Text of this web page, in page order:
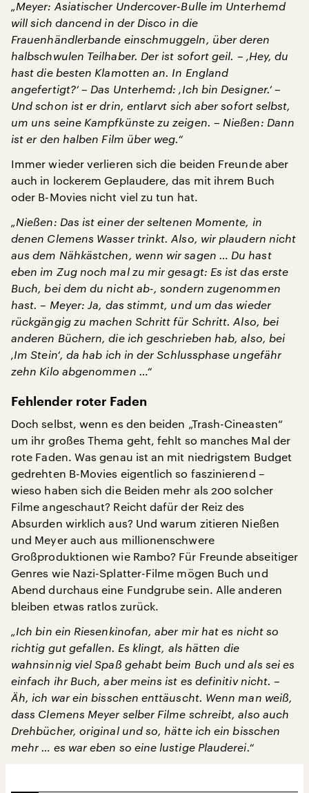
„Meyer: Asiatischer Undercover-Bulle im Unterhemd
will sich dancend in der Disco in die
Frauenhändlerbande einschmuggeln, über deren
halbschwulen Teilhaber. Der ist sofort geil. – ‚Hey, du
hast die besten Klamotten an. In England
angefertigt?‘– Das Unterhemd: ‚Ich bin Designer.‘–
Und schon ist er drin, entlarvt sich aber sofort selbst,
um uns seine Kampfkünste zu zeigen. – Nießen: Dann
ist er den halben Film über weg.“
Immer wieder verlieren sich die beiden Freunde aber
auch in lockerem Geplaudere, das mit ihrem Buch
oder B-Movies nicht viel zu tun hat.
„Nießen: Das ist einer der seltenen Momente, in
denen Clemens Wasser trinkt. Also, wir plaudern nicht
aus dem Nähkästchen, wenn wir sagen … Du hast
eben im Zug noch mal zu mir gesagt: Es ist das erste
Buch, bei dem du nicht ab-, sondern zugenommen
hast.– Meyer: Ja, das stimmt, und um das wieder
rückgängig zu machen Schritt für Schritt. Also, bei
anderen Büchern, die ich geschrieben hab, also, bei
‚Im Stein‘, da hab ich in der Schlussphase ungefähr
zehn Kilo abgenommen …“
Fehlender roter Faden
Doch selbst, wenn es den beiden „Trash-Cineasten“
um ihr großes Thema geht, fehlt so manches Mal der
rote Faden. Was genau ist an mit niedrigstem Budget
gedrehten B-Movies eigentlich so faszinierend –
wieso haben sich die Beiden mehr als 200 solcher
Filme angeschaut? Reicht dafür der Reiz des
Absurden wirklich aus? Und warum zitieren Nießen
und Meyer auch aus millionenschwere
Großproduktionen wie Rambo? Für Freunde abseitiger
Genres wie Nazi-Splatter-Filme mögen Buch und
Abend durchaus eine Fundgrube sein. Alle anderen
bleiben etwas ratlos zurück.
„Ich bin ein Riesenkinofan, aber mir hat es nicht so
richtig gut gefallen. Es klingt, als hätten die
wahnsinnig viel Spaß gehabt beim Buch und als sei es
einfach ihr Buch, aber meins ist es definitiv nicht.–
Äh, ich war ein bisschen enttäuscht. Wenn man weiß,
dass Clemens Meyer selber Filme schreibt, also auch
Drehbücher, original und so, hätte ich ein bisschen
mehr … es war eben so eine lustige Plauderei.“